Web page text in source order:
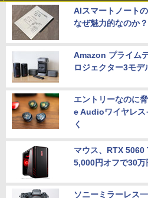
AIスマートノート
なぜ魅力的なのか？
Amazon プライム
ロジェクター3モデ
エントリーなのに
e Audioワイヤレス
く
マウス、RTX 5060
5,000円オフで30万
ソニーミラーレス